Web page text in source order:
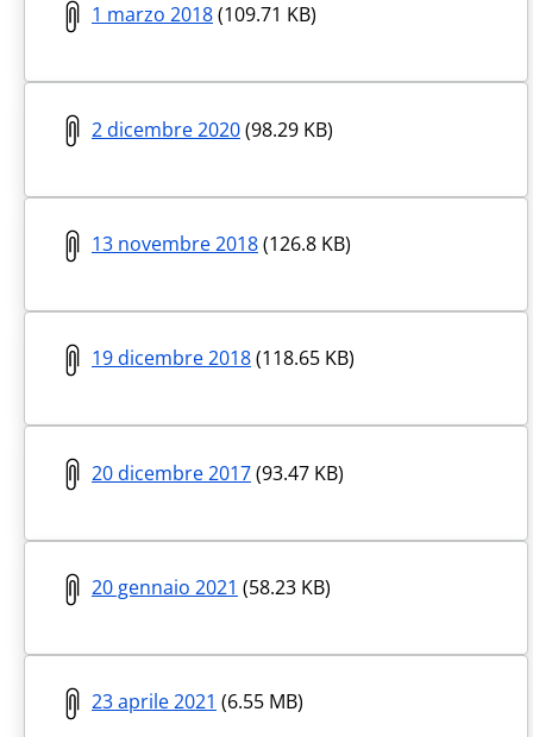
1 marzo 2018(109.71 KB)
2 dicembre 2020(98.29 KB)
13 novembre 2018(126.8 KB)
19 dicembre 2018(118.65 KB)
20 dicembre 2017(93.47 KB)
20 gennaio 2021 (58.23 KB)
23 aprile 2021 (6.55 MB)